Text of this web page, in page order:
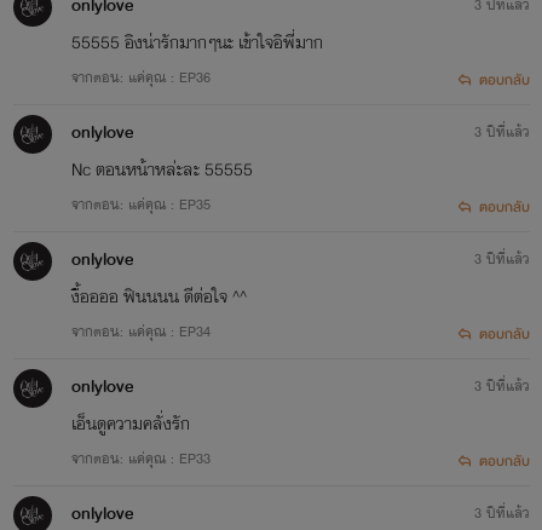
55555 อิงน่ารักมากๆนะ เข้าใจอิพี่มาก
จากตอน: แค่คุณ : EP36 ตอบกลับ
onlylove
Nc ตอนหน้าหล่ะละ 55555
จากตอน: แค่คุณ : EP35
3 ปีที่แล้ว
ตอบกลับ
onlylove
งื้ออออ ฟินนนน ดีต่อใจ ^^
จากตอน: แค่คุณ : EP34
3 ปีที่แล้ว
ตอบกลับ
onlylove
เอ็นดูความคลั่งรัก
จากตอน: แค่คุณ : EP33
3 ปีที่แล้ว
ตอบกลับ
onlylove 3 ปีที่แล้ว